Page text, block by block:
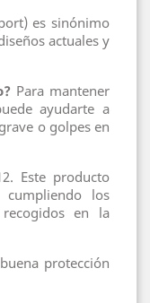
es sinónimo
actuales y
Para mantener
ayudarte a
o golpes en
Este producto
los
en la
protección